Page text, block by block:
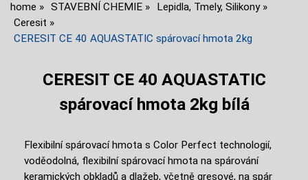
home STAVEBNÍ CHEMIE
Lepidla, Tmely, Silikony
Ceresit
CERESIT CE 40 AQUASTATIC spárovací hmota 2kg
CERESIT CE 40 AQUASTATIC
spárovací hmota 2kg bílá
Flexibilní spárovací hmota s Color Perfect technologií,
voděodolná, flexibilní spárovací hmota na spárování
keramických obkladů a dlažeb, včetně gresové, na spár